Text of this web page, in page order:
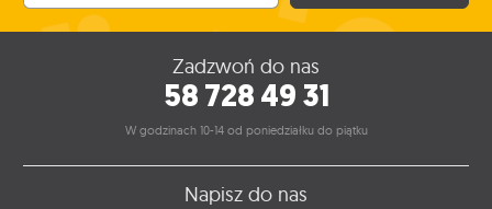
Zadzwoń do nas
58 728 49 31
W godzinach 10-14 od poniedziałku do piątku
Napisz do nas